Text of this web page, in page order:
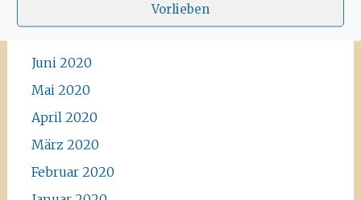
Vorlieben
Archiv
Juni 2020
Mai 2020
April 2020
März 2020
Februar 2020